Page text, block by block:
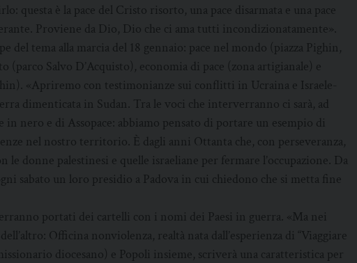
questa è la pace del Cristo risorto, una pace disarmata e una pace
Proviene da Dio, Dio che ci ama tutti incondizionatamente».
del tema alla marcia del 18 gennaio: pace nel mondo (piazza Pighin,
(parco Salvo D’Acquisto), economia di pace (zona artigianale) e
«Apriremo con testimonianze sui conflitti in Ucraina e Israele-
dimenticata in Sudan. Tra le voci che interverranno ci sarà, ad
in nero e di Assopace: abbiamo pensato di portare un esempio di
nel nostro territorio. È dagli anni Ottanta che, con perseveranza,
le donne palestinesi e quelle israeliane per fermare l’occupazione. Da
sabato un loro presidio a Padova in cui chiedono che si metta fine
portati dei cartelli con i nomi dei Paesi in guerra. «Ma nei
Officina nonviolenza, realtà nata dall’esperienza di “Viaggiare
diocesano) e Popoli insieme, scriverà una caratteristica per